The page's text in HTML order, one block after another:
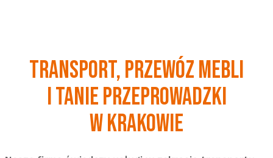
TRANSPORT, PRZEWÓZ MEBLI
I TANIE PRZEPROWADZKI
W KRAKOWIE